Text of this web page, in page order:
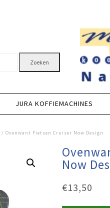
Zoeken
JURA KOFFIEMACHINES
/ Ovenwant Fietsen Cruiser Now Design
Now
€13,50